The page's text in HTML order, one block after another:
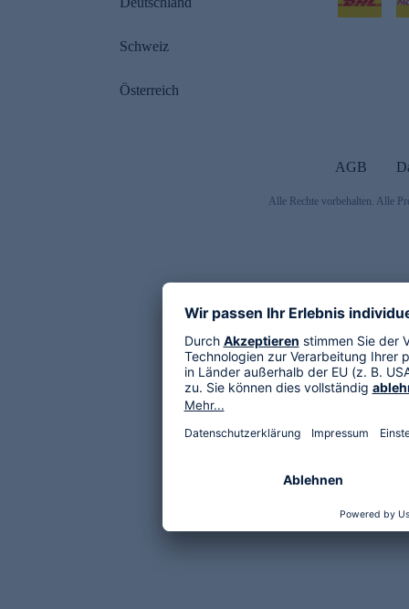
Schweiz
Österreich
AGB
Alle Rechte vorbehalten. Alle